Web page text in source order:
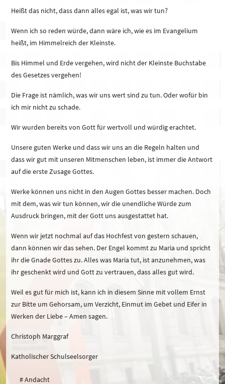
Heißt das nicht, dass dann alles egal ist, was wir tun?
Wenn ich so reden würde, dann wäre ich, wie es im Evangelium
heißt, im Himmelreich der Kleinste.
Bis Himmel und Erde vergehen, wird nicht der Kleinste Buchstabe
des Gesetzes vergehen!
Die Frage ist nämlich, was wir uns wert sind zu tun. Oder wofür bin
ich mir nicht zu schade.
Wir wurden bereits von Gott für wertvoll und würdig erachtet.
Unsere guten Werke und dass wir uns an die Regeln halten und
dass wir gut mit unseren Mitmenschen leben, ist immer die Antwort
auf die erste Zusage Gottes.
Werke können uns nicht in den Augen Gottes besser machen. Doch
mit dem, was wir tun können, wir die unendliche Würde zum
Ausdruck bringen, mit der Gott uns ausgestattet hat.
Wenn wir jetzt nochmal auf das Hochfest von gestern schauen,
dann können wir das sehen. Der Engel kommt zu Maria und spricht
ihr die Gnade Gottes zu. Alles was Maria tut, ist anzunehmen, was
ihr geschenkt wird und Gott zu vertrauen, dass alles gut wird.
Weil es gut für mich ist, kann ich in diesem Sinne mit vollem Ernst
zur Bitte um Gehorsam, um Verzicht, Einmut im Gebet und Eifer in
Werken der Liebe – Amen sagen.
Christoph Marggraf
Katholischer Schulseelsorger
# Andacht